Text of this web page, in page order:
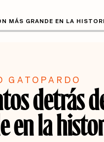
MÁS GRANDE EN LA
GATOPARDO
detrás
en la